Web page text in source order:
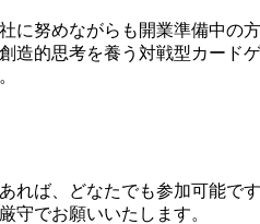
に努めながらも開業準備中の
造的思考を養う対戦型カード
れば、どなたでも参加可能で
守でお願いいたします。